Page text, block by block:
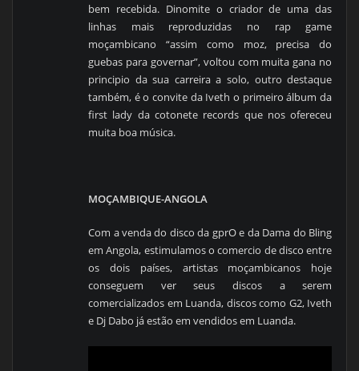
bem recebida. Dinomite o criador de uma das
linhas mais reproduzidas no rap game
moçambicano “assim como moz, precisa do
guebas para governar”, voltou com muita gana no
principio da sua carreira a solo, outro destaque
também, é o convite da Iveth o primeiro álbum da
first lady da cotonete records que nos ofereceu
muita boa música.
MOÇAMBIQUE-ANGOLA
Com a venda do disco da gprO e da Dama do Bling
em Angola, estimulamos o comercio de disco entre
os dois países, artistas moçambicanos hoje
conseguem ver seus discos a serem
comercializados em Luanda, discos como G2, Iveth
e Dj Dabo já estão em vendidos em Luanda.